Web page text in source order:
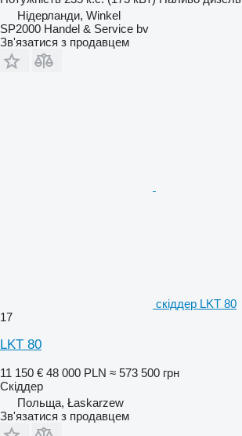
Нідерланди, Winkel
SP2000 Handel & Service bv
Зв'язатися з продавцем
скіддер LKT 80
17
LKT 80
11 150 € 48 000 PLN ≈ 573 500 грн
Скіддер
Польща, Łaskarzew
Зв'язатися з продавцем